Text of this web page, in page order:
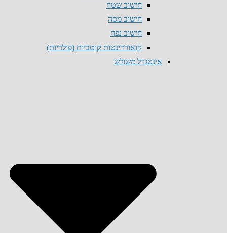
חישוב שטח
חישוב מסה
חישוב נפח
קואורדינטות קוטביות (פולריות)
אינטגרל משולש